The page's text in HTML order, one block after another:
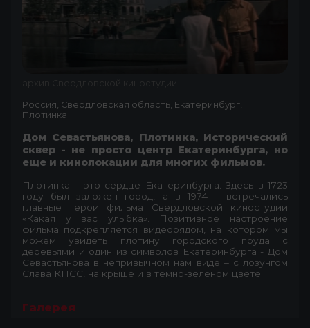
архив Свердловской киностудии
Россия, Свердловская область, Екатеринбург,
Плотинка
Дом Севастьянова, Плотинка, Исторический
сквер - не просто центр Екатеринбурга, но
еще и кинолокации для многих фильмов.
Плотинка – это сердце Екатеринбурга. Здесь в 1723
году был заложен город, а в 1974 – встречались
главные герои фильма Свердловской киностудии
«Какая у вас улыбка». Позитивное настроение
фильма подкрепляется видеорядом, на котором мы
можем увидеть плотину городского пруда с
деревьями и один из символов Екатеринбурга - Дом
Севастьянова в непривычном нам виде – с лозунгом
Слава КПСС! на крыше и в тёмно-зелёном цвете.
Галерея